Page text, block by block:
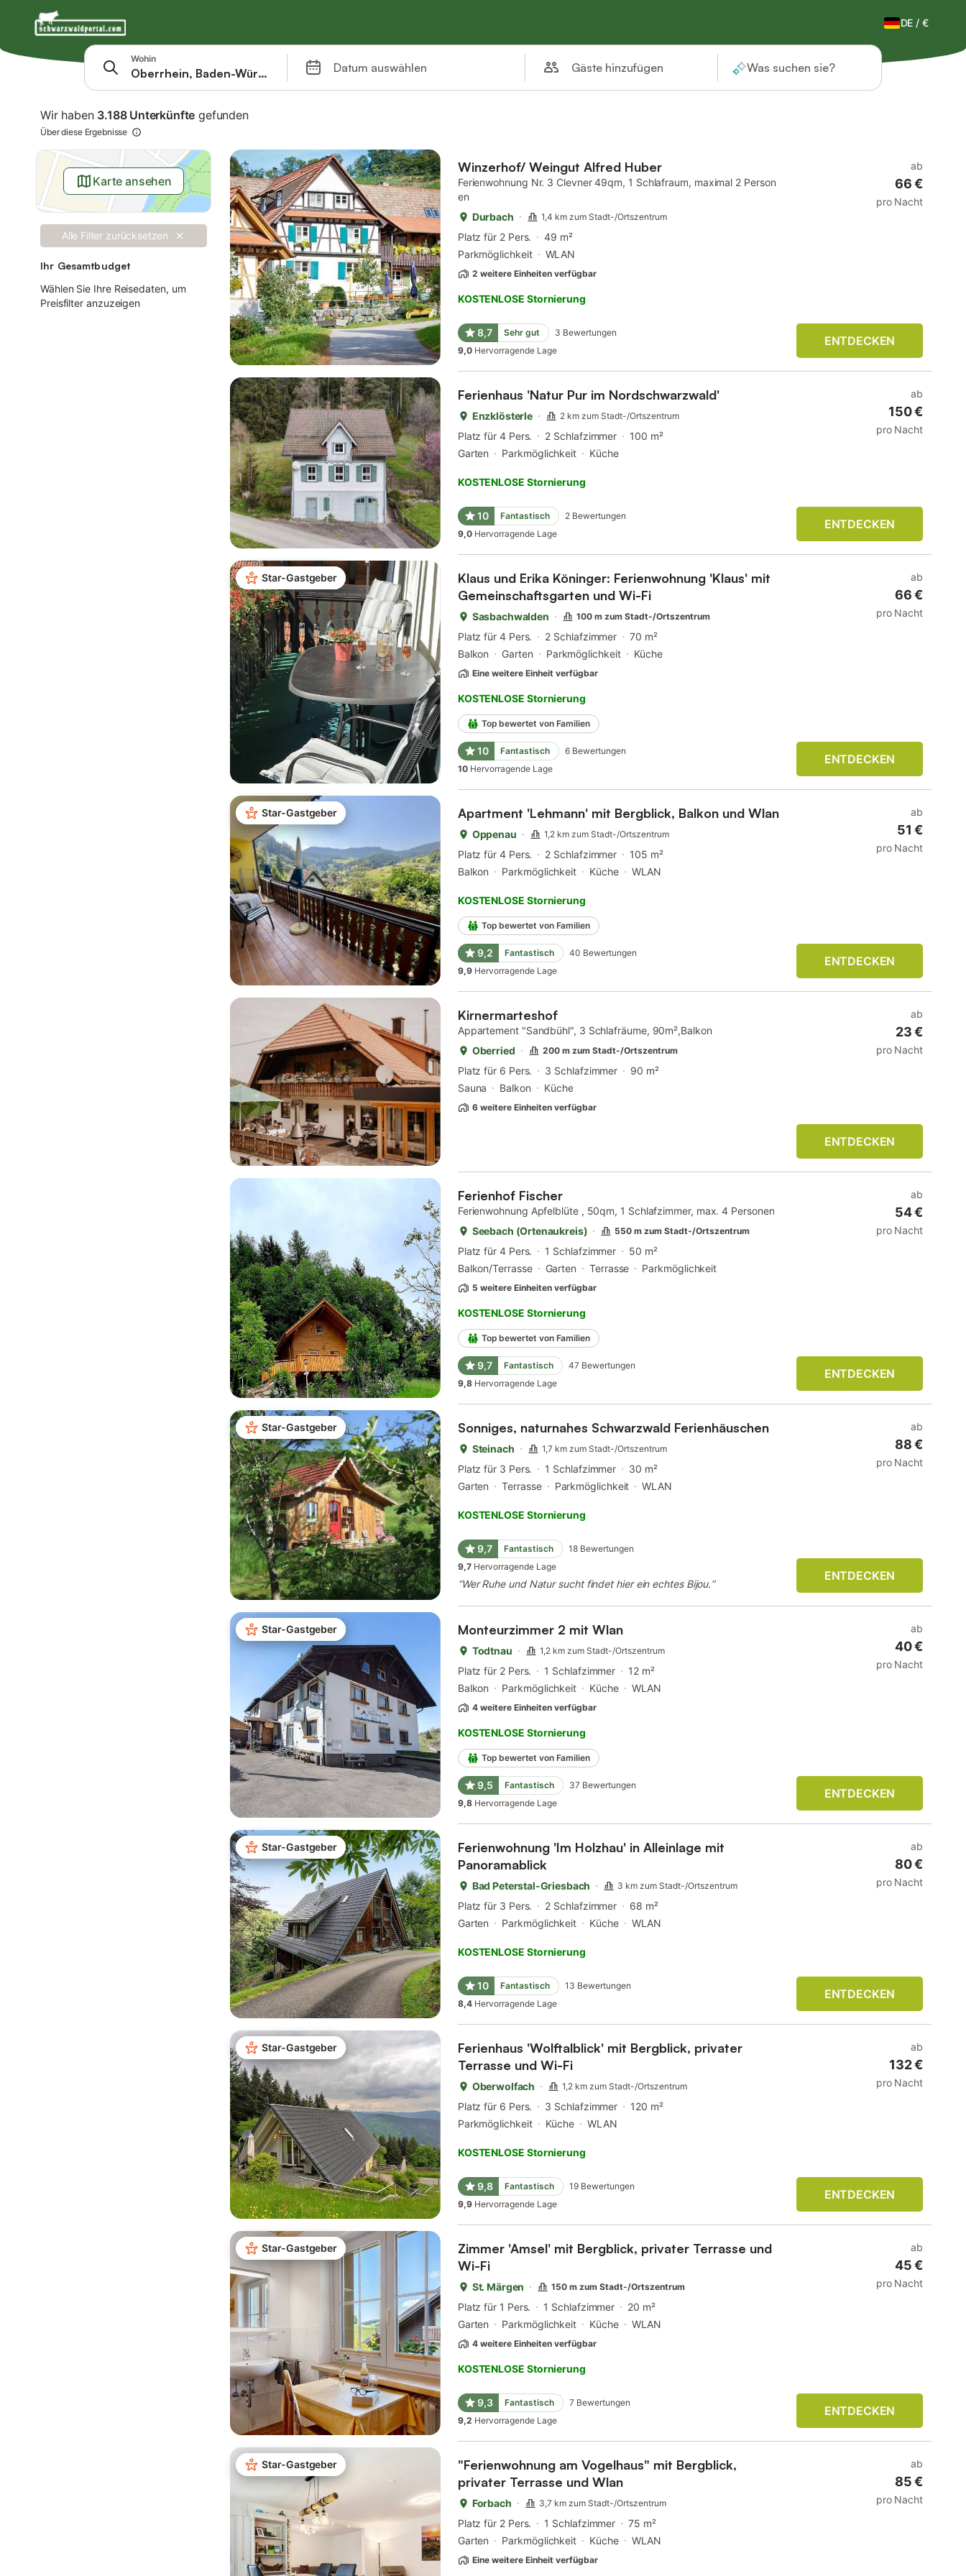
Springe zu
Suchleiste
Filter
DE /€
Wohin
Datum auswählen Gäste hinzufügen Was suchen sie?
Wir haben 3.188 Unterkünfte gefunden
Über diese Ergebnisse
Karte ansehen
Alle Filter zurücksetzen
Ihr Gesamtbudget
Wählen Sie Ihre Reisedaten, um
Preisfilter anzuzeigen
Winzerhof/ Weingut Alfred Huber
Ferienwohnung Nr. 3 Clevner 49qm, 1 Schlafraum, maximal 2 Person
en
Durbach
1,4 km zum Stadt-/Ortszentrum
Platz für 2 Pers.
49 m²
Parkmöglichkeit
WLAN
2 weitere Einheiten verfügbar
KOSTENLOSE Stornierung
8,7 Sehr gut 3 Bewertungen
9,0 Hervorragende Lage
ab
66 €
pro Nacht
ENTDECKEN
Ferienhaus 'Natur Pur im Nordschwarzwald'
Enzklösterle 2 km zum Stadt-/Ortszentrum
Platz für 4 Pers. 2 Schlafzimmer
100 m²
Garten
Parkmöglichkeit Küche
KOSTENLOSE Stornierung
10 Fantastisch 2 Bewertungen
9,0 Hervorragende Lage
ab
150 €
pro Nacht
ENTDECKEN
Star-Gastgeber
Klaus und Erika Köninger: Ferienwohnung 'Klaus' mit
Gemeinschaftsgarten und Wi-Fi
Sasbachwalden 100 m zum Stadt-/Ortszentrum
Platz für 4 Pers. 2 Schlafzimmer
70 m²
Balkon
Garten Parkmöglichkeit Küche
Eine weitere Einheit verfügbar
KOSTENLOSE Stornierung
Top bewertet von Familien
10 Fantastisch 6 Bewertungen
10 Hervorragende Lage
ab
66 €
pro Nacht
ENTDECKEN
Star-Gastgeber Apartment 'Lehmann' mit Bergblick, Balkon und Wlan
Oppenau 1,2 km zum Stadt-/Ortszentrum
Platz für 4 Pers. 2 Schlafzimmer
105 m²
Balkon
Parkmöglichkeit Küche WLAN
KOSTENLOSE Stornierung
Top bewertet von Familien
9,2 Fantastisch 40 Bewertungen
9,9 Hervorragende Lage
ab
51 €
pro Nacht
ENTDECKEN
Kirnermarteshof
Appartement "Sandbühl", 3 Schlafräume, 90m²,Balkon
Oberried
200 m zum Stadt-/Ortszentrum
Platz für 6 Pers. 3 Schlafzimmer
90 m²
Sauna
Balkon Küche
6 weitere Einheiten verfügbar
ab
23 €
pro Nacht
ENTDECKEN
Ferienhof Fischer
Ferienwohnung Apfelblüte , 50qm, 1 Schlafzimmer, max. 4 Personen
Seebach (Ortenaukreis)
550 m zum Stadt-/Ortszentrum
Platz für 4 Pers. 1 Schlafzimmer
50 m²
Balkon/Terrasse
Garten Terrasse Parkmöglichkeit
5 weitere Einheiten verfügbar
KOSTENLOSE Stornierung
Top bewertet von Familien
9,7 Fantastisch 47 Bewertungen
9,8 Hervorragende Lage
ab
54 €
pro Nacht
ENTDECKEN
Star-Gastgeber Sonniges, naturnahes Schwarzwald Ferienhäuschen
Steinach 1,7 km zum Stadt-/Ortszentrum
Platz für 3 Pers. 1 Schlafzimmer
30 m²
Garten
Terrasse Parkmöglichkeit WLAN
KOSTENLOSE Stornierung
9,7 Fantastisch 18 Bewertungen
9,7 Hervorragende Lage
“Wer Ruhe und Natur sucht findet hier ein echtes Bijou.”
ab
88 €
pro Nacht
ENTDECKEN
Star-Gastgeber Monteurzimmer 2 mit Wlan
Todtnau 1,2 km zum Stadt-/Ortszentrum
Platz für 2 Pers. 1 Schlafzimmer
12 m²
Balkon
Parkmöglichkeit Küche WLAN
4 weitere Einheiten verfügbar
KOSTENLOSE Stornierung
Top bewertet von Familien
9,5 Fantastisch 37 Bewertungen
9,8 Hervorragende Lage
ab
40 €
pro Nacht
ENTDECKEN
Star-Gastgeber
Ferienwohnung 'Im Holzhau' in Alleinlage mit
Panoramablick
Bad Peterstal-Griesbach 3 km zum Stadt-/Ortszentrum
Platz für 3 Pers. 2 Schlafzimmer
68 m²
Garten
Parkmöglichkeit Küche WLAN
KOSTENLOSE Stornierung
10 Fantastisch 13 Bewertungen
8,4 Hervorragende Lage
ab
80 €
pro Nacht
ENTDECKEN
Star-Gastgeber
Ferienhaus 'Wolftalblick' mit Bergblick, privater
Terrasse und Wi-Fi
Oberwolfach 1,2 km zum Stadt-/Ortszentrum
Platz für 6 Pers. 3 Schlafzimmer
120 m²
Parkmöglichkeit
Küche WLAN
KOSTENLOSE Stornierung
9,8 Fantastisch 19 Bewertungen
9,9 Hervorragende Lage
ab
132 €
pro Nacht
ENTDECKEN
Star-Gastgeber
Zimmer 'Amsel' mit Bergblick, privater Terrasse und
Wi-Fi
St. Märgen 150 m zum Stadt-/Ortszentrum
Platz für 1 Pers. 1 Schlafzimmer
20 m²
Garten
Parkmöglichkeit Küche WLAN
4 weitere Einheiten verfügbar
KOSTENLOSE Stornierung
9,3 Fantastisch 7 Bewertungen
9,2 Hervorragende Lage
ab
45 €
pro Nacht
ENTDECKEN
Star-Gastgeber
"Ferienwohnung am Vogelhaus" mit Bergblick,
privater Terrasse und Wlan
Forbach 3,7 km zum Stadt-/Ortszentrum
Platz für 2 Pers. 1 Schlafzimmer
75 m²
Garten
Parkmöglichkeit Küche WLAN
Eine weitere Einheit verfügbar
ab
85 €
pro Nacht